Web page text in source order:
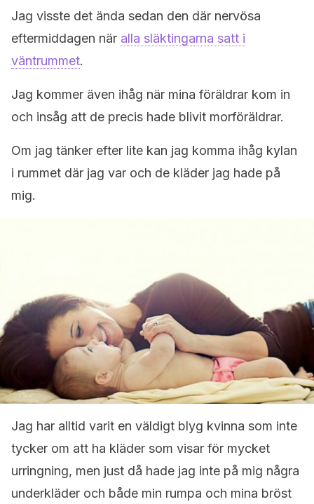
Jag visste det ända sedan den där nervösa
eftermiddagen när alla släktingarna satt i
väntrummet.
Jag kommer även ihåg när mina föräldrar kom in
och insåg att de precis hade blivit morföräldrar.
Om jag tänker efter lite kan jag komma ihåg kylan
i rummet där jag var och de kläder jag hade på
mig.
Jag har alltid varit en väldigt blyg kvinna som inte
tycker om att ha kläder som visar för mycket
urringning, men just då hade jag inte på mig några
underkläder och både min rumpa och mina bröst